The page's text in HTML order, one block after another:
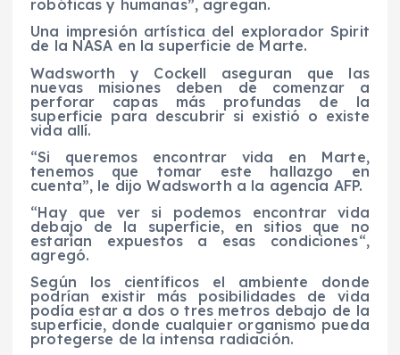
robóticas y humanas”, agregan.
Una impresión artística del explorador Spirit
de la NASA en la superficie de Marte.
Wadsworth y Cockell aseguran que las
nuevas misiones deben de comenzar a
perforar capas más profundas de la
superficie para descubrir si existió o existe
vida allí.
“Si queremos encontrar vida en Marte,
tenemos que tomar este hallazgo en
cuenta”, le dijo Wadsworth a la agencia AFP.
“Hay que ver si podemos encontrar vida
debajo de la superficie, en sitios que no
estarían expuestos a esas condiciones“,
agregó.
Según los científicos el ambiente donde
podrían existir más posibilidades de vida
podía estar a dos o tres metros debajo de la
superficie, donde cualquier organismo pueda
protegerse de la intensa radiación.